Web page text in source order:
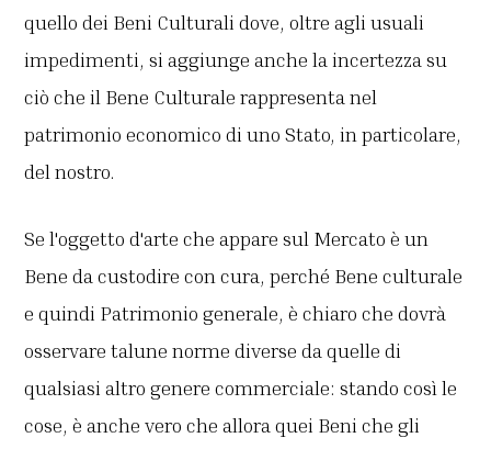
quello dei Beni Culturali dove, oltre agli usuali
impedimenti, si aggiunge anche la incertezza su
ciò che il Bene Culturale rappresenta nel
patrimonio economico di uno Stato, in particolare,
del nostro.
Se l'oggetto d'arte che appare sul Mercato è un
Bene da custodire con cura, perché Bene culturale
e quindi Patrimonio generale, è chiaro che dovrà
osservare talune norme diverse da quelle di
qualsiasi altro genere commerciale: stando così le
cose, è anche vero che allora quei Beni che gli